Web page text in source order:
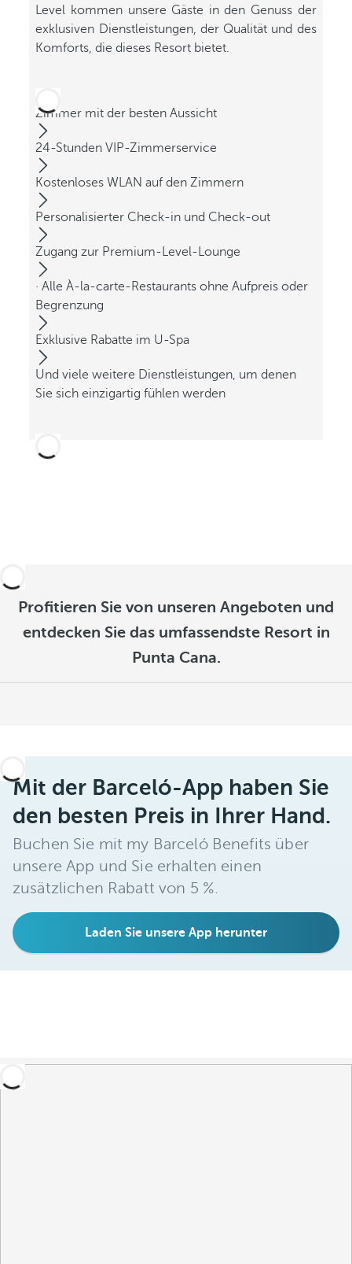
Level kommen unsere Gäste in den Genuss der
exklusiven Dienstleistungen, der Qualität und des
Komforts, die dieses Resort bietet.
Zimmer mit der besten Aussicht
24-Stunden VIP-Zimmerservice
Kostenloses WLAN auf den Zimmern
Personalisierter Check-in und Check-out
Zugang zur Premium-Level-Lounge
· Alle À-la-carte-Restaurants ohne Aufpreis oder
Begrenzung
Exklusive Rabatte im U-Spa
Und viele weitere Dienstleistungen, um denen
Sie sich einzigartig fühlen werden
Profitieren Sie von unseren Angeboten und
entdecken Sie das umfassendste Resort in
Punta Cana.
Mit der Barceló-App haben Sie
den besten Preis in Ihrer Hand.
Buchen Sie mit my Barceló Benefits über
unsere App und Sie erhalten einen
zusätzlichen Rabatt von 5 %.
Laden Sie unsere App herunter